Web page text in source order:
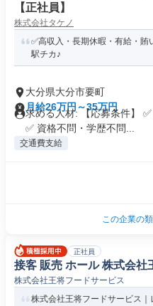
【正社員】
株式会社タケノ
✅高収入・長期休暇・有給・
駅チカ♪
大分県大分市要町
月給26万円～35万円
求める人材: 【応募条件】
✅ 資格不問・学歴不問...
交通費支給
この企業の
正社員
接客 販売 ホール 株式会社
株式会社王将フードサービス
株式会社王将フードサービス